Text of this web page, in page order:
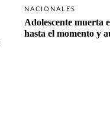
NACIONALES
Adolescente muerta
hasta el momento y